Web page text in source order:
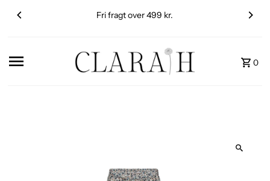
Fri fragt over 499 kr.
0